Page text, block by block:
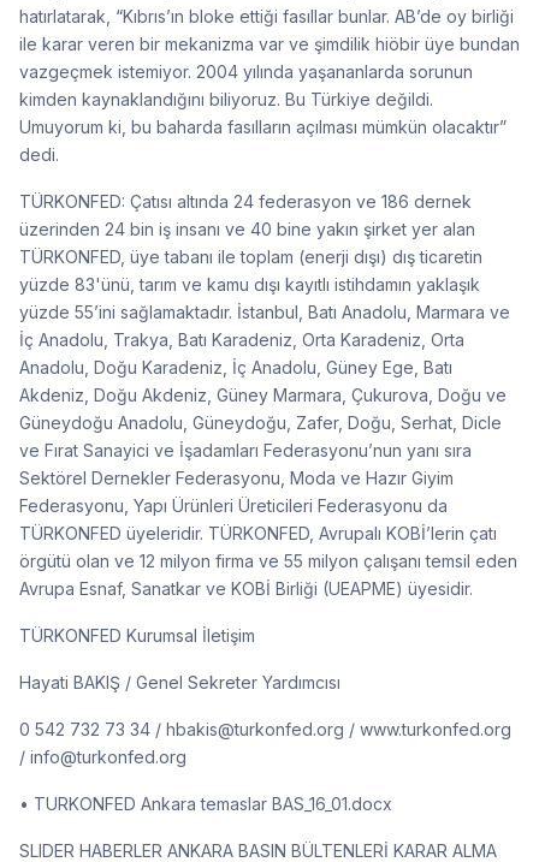
hatırlatarak, “Kıbrıs’ın bloke ettiği fasıllar bunlar. AB’de oy birliği
ile karar veren bir mekanizma var ve şimdilik hiöbir üye bundan
vazgeçmek istemiyor. 2004 yılında yaşananlarda sorunun
kimden kaynaklandığını biliyoruz. Bu Türkiye değildi.
Umuyorum ki, bu baharda fasılların açılması mümkün olacaktır”
dedi.
TÜRKONFED: Çatısı altında 24 federasyon ve 186 dernek
üzerinden 24 bin iş insanı ve 40 bine yakın şirket yer alan
TÜRKONFED, üye tabanı ile toplam (enerji dışı) dış ticaretin
yüzde 83'ünü, tarım ve kamu dışı kayıtlı istihdamın yaklaşık
yüzde 55’ini sağlamaktadır. İstanbul, Batı Anadolu, Marmara ve
İç Anadolu, Trakya, Batı Karadeniz, Orta Karadeniz, Orta
Anadolu, Doğu Karadeniz, İç Anadolu, Güney Ege, Batı
Akdeniz, Doğu Akdeniz, Güney Marmara, Çukurova, Doğu ve
Güneydoğu Anadolu, Güneydoğu, Zafer, Doğu, Serhat, Dicle
ve Fırat Sanayici ve İşadamları Federasyonu’nun yanı sıra
Sektörel Dernekler Federasyonu, Moda ve Hazır Giyim
Federasyonu, Yapı Ürünleri Üreticileri Federasyonu da
TÜRKONFED üyeleridir. TÜRKONFED, Avrupalı KOBİ’lerin çatı
örgütü olan ve 12 milyon firma ve 55 milyon çalışanı temsil eden
Avrupa Esnaf, Sanatkar ve KOBİ Birliği (UEAPME) üyesidir.
TÜRKONFED Kurumsal İletişim
Hayati BAKIŞ / Genel Sekreter Yardımcısı
0 542 732 73 34 / hbakis@turkonfed.org / www.turkonfed.org
/ info@turkonfed.org
• TURKONFED Ankara temaslar BAS_16_01.docx
SLIDER HABERLER ANKARA BASIN BÜLTENLERİ KARAR ALMA